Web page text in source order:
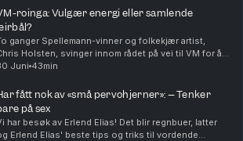
roinga: Vulgær energi eller samlende
ganger Spellemann-vinner og folkekjær artist,
Holsten, svinger innom rådet på vei til VM for å
roing og digital detox. Vi spekulerer i
Juni 43min
fått nok av «små pervohjerner»: – Tenker
på sex
har besøk av Erlend Elias! Det blir regnbuer, latter
Erlend Elias' beste tips og triks til vordende